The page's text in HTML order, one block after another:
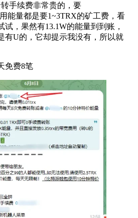
手续费非常贵的，要
能量都是要1~3TRX的矿工费，看
，果然有13.1W的能量到到账，
有U的，它却提示我没有，所以就
免费8笔